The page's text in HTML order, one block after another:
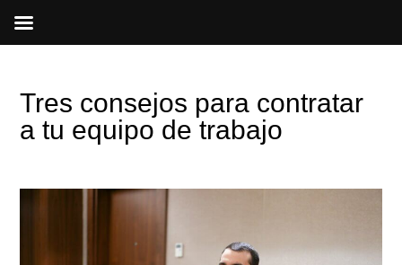
Tres consejos para contratar
a tu equipo de trabajo